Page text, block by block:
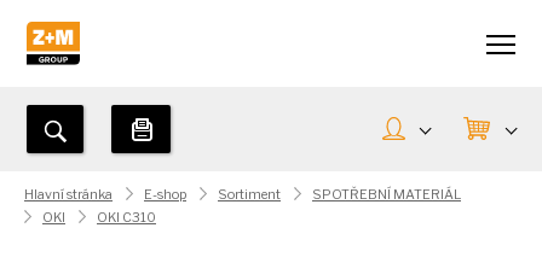
Hlavní stránka E-shop Sortiment
SPOTŘEBNÍ MATERIÁL
OKI
OKI C310